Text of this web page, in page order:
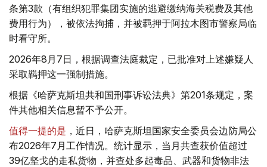
条第3款（有组织犯罪集团实施的逃避缴纳海关税费及其他
费用行为），被依法拘捕，并被羁押于阿拉木图市警察局临
时看守所。
2026年8月7日，根据调查法庭裁定，已批准对上述嫌疑人
采取羁押这一强制措施。
根据《哈萨克斯坦共和国刑事诉讼法典》第201条规定，案
件其他相关信息暂不予公开。
值得一提的是 ，近日，哈萨克斯坦国家安全委员会边防局公
布2026年7月工作情况。统计显示，当月共查获价值超过
39亿坚戈的走私货物，并查处多起毒品、武器和货物非法